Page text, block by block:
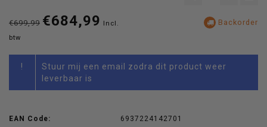
€699,99 €684,99
Incl.
btw
Backorder
!
Stuur mij een email zodra dit product weer
leverbaar is
EAN Code:
6937224142701